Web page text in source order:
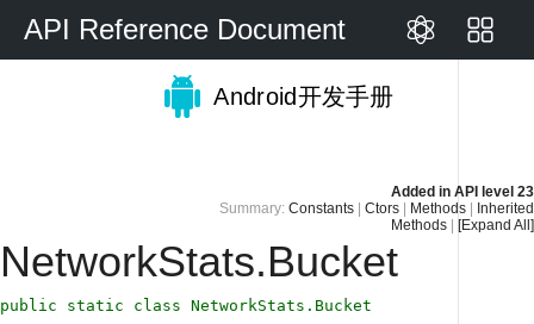
API Reference Document
Android开发手册
Added in API level 23
Summary: Constants Ctors Methods
Inherited
Methods
[Expand All]
NetworkStats.Bucket
public static class NetworkStats.Bucket